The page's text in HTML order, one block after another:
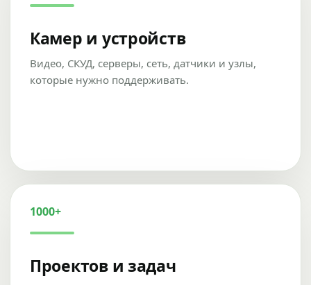
Камер и устройств
Видео, СКУД, серверы, сеть, датчики и узлы,
которые нужно поддерживать.
1000+
Проектов и задач